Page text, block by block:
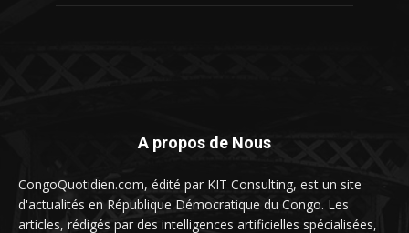
A propos de Nous
CongoQuotidien.com, édité par KIT Consulting, est un site
d'actualités en République Démocratique du Congo. Les
articles, rédigés par des intelligences artificielles spécialisées,